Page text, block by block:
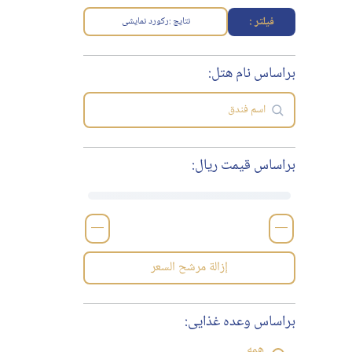
فیلتر : نتایج :رکورد نمایشی
براساس نام هتل:
براساس قیمت ریال:
—
—
إزالة مرشح السعر
براساس وعده غذایی: